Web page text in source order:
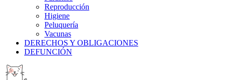
Reproducción
Higiene
Peluquería
Vacunas
DERECHOS Y OBLIGACIONES
DEFUNCIÓN